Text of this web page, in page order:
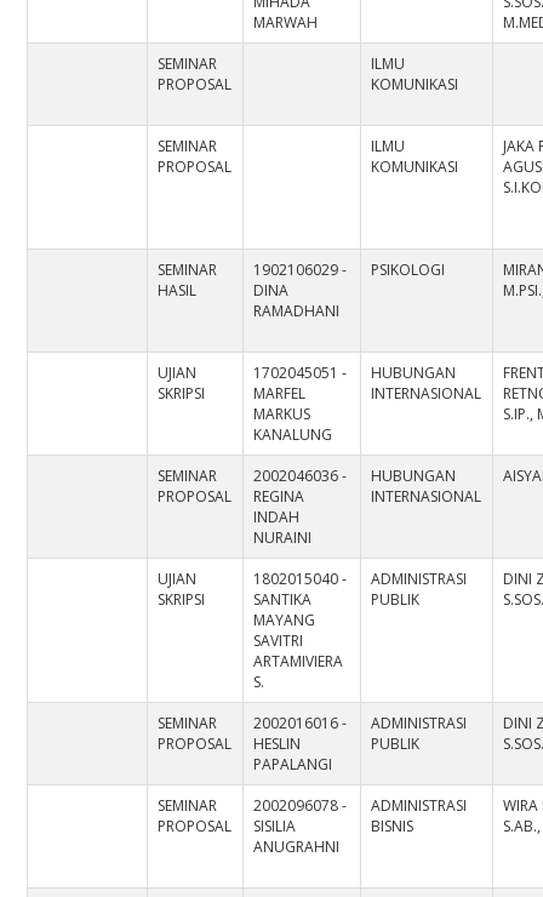
MARWAH
SEMINAR
PROPOSAL
ILMU
KOMUNIKASI
SEMINAR
PROPOSAL
ILMU
KOMUNIKASI
JAKA
SEMINAR
HASIL
1902106029 -
DINA
RAMADHANI
PSIKOLOGI
UJIAN
SKRIPSI
1702045051 -
MARFEL
MARKUS
KANALUNG
HUBUNGAN
INTERNASIONAL
S.IP.,
SEMINAR
PROPOSAL
2002046036 -
REGINA
INDAH
NURAINI
HUBUNGAN
INTERNASIONAL
UJIAN
SKRIPSI
1802015040 -
SANTIKA
MAYANG
SAVITRI
ARTAMIVIERA
S.
ADMINISTRASI
PUBLIK
DINI
SEMINAR
PROPOSAL
2002016016 -
HESLIN
PAPALANGI
ADMINISTRASI
PUBLIK
DINI
SEMINAR
PROPOSAL
2002096078 -
SISILIA
ANUGRAHNI
ADMINISTRASI
BISNIS